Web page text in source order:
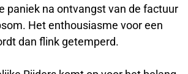
paniek na ontvangst van de factuur
Het enthousiasme voor een
dan flink getemperd.